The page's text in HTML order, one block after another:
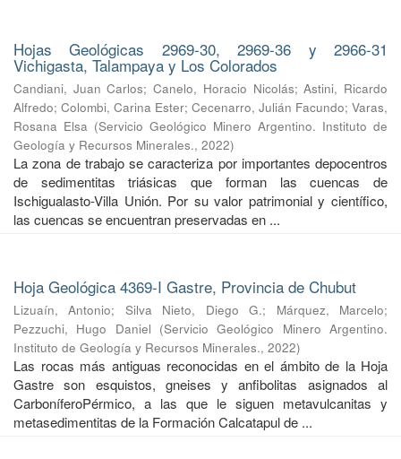
Hojas Geológicas 2969-30, 2969-36 y 2966-31
Vichigasta, Talampaya y Los Colorados
Candiani, Juan Carlos;Canelo, Horacio Nicolás;Astini, Ricardo
Alfredo; Colombi, Carina Ester; Cecenarro, Julián Facundo; Varas,
Rosana Elsa (Servicio Geológico Minero Argentino. Instituto de
Geología y Recursos Minerales., 2022)
La zona de trabajo se caracteriza por importantes depocentros
de sedimentitas triásicas que forman las cuencas de
Ischigualasto-Villa Unión. Por su valor patrimonial y cientíﬁco,
las cuencas se encuentran preservadas en ...
Hoja Geológica 4369-I Gastre, Provincia de Chubut
Lizuaín, Antonio; Silva Nieto, Diego G.; Márquez, Marcelo;
Pezzuchi, Hugo Daniel (Servicio Geológico Minero Argentino.
Instituto de Geología y Recursos Minerales., 2022)
Las rocas más antiguas reconocidas en el ámbito de la Hoja
Gastre son esquistos, gneises y anfibolitas asignados al
CarboníferoPérmico, a las que le siguen metavulcanitas y
metasedimentitas de la Formación Calcatapul de ...